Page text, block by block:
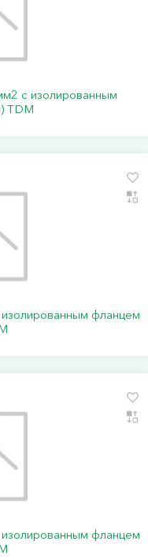
с изолированным
TDM
фланцем
фланцем